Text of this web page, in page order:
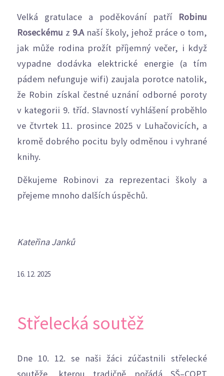
Velká gratulace a poděkování patří Robinu
Roseckému z 9.Anaší školy, jehož práce o tom,
jak může rodina prožít příjemný večer, i když
vypadne dodávka elektrické energie (a tím
pádem nefunguje wifi) zaujala porotce natolik,
že Robin získal čestné uznání odborné poroty
v kategorii 9. tříd. Slavností vyhlášení proběhlo
ve čtvrtek 11. prosince 2025 v Luhačovicích, a
kromě dobrého pocitu byly odměnou i vyhrané
knihy.
Děkujeme Robinovi za reprezentaci školy a
přejeme mnoho dalších úspěchů.
Kateřina Janků
16. 12. 2025
Střelecká soutěž
Dne 10. 12. se naši žáci zúčastnili střelecké
soutěže, kterou tradičně pořádá SŠ–COPT